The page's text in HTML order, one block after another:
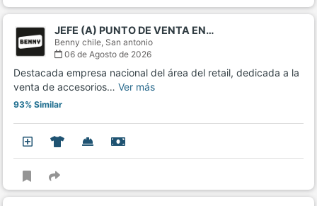
JEFE (A) PUNTO DE VENTA EN…
Benny chile, San antonio
06 de Agosto de 2026
Destacada empresa nacional del área del retail, dedicada a la
venta de accesorios… Ver más
93% Similar